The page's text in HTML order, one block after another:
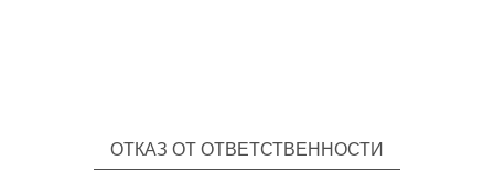
ОТКАЗ ОТ ОТВЕТСТВЕННОСТИ